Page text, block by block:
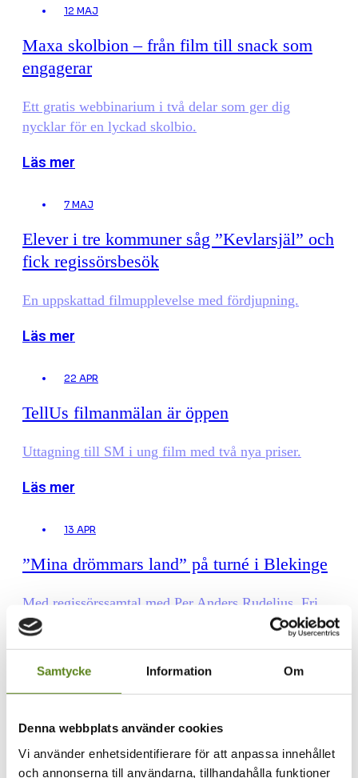
Samtycke Information Om
Denna webbplats använder cookies
Vi använder enhetsidentifierare för att anpassa innehållet
och annonserna till användarna, tillhandahålla funktioner
12 MAJ
Maxa skolbion – från film till snack som
engagerar
Ett gratis webbinarium i två delar som ger dig
nycklar för en lyckad skolbio.
Läs mer
7 MAJ
Elever i tre kommuner såg ”Kevlarsjäl” och
fick regissörsbesök
En uppskattad filmupplevelse med fördjupning.
Läs mer
22 APR
TellUs filmanmälan är öppen
Uttagning till SM i ung film med två nya priser.
Läs mer
13 APR
”Mina drömmars land” på turné i Blekinge
Med regissörssamtal med Per Anders Rudelius. Fri
entré!
Sök vårt skolbiostöd!
Skolbio gör världen större och inbjuder till samtal om